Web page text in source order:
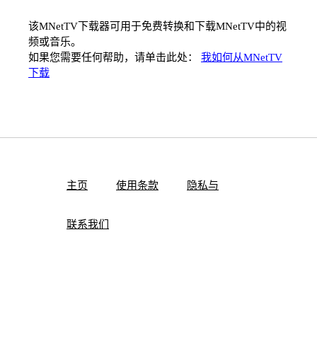
该MNetTV下载器可用于免费转换和下载MNetTV中的视
频或音乐。
如果您需要任何帮助，请单击此处： 我如何从MNetTV
下载
主页 使用条款 隐私与
联系我们